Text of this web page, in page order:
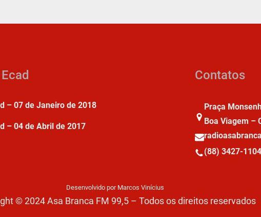
– 07 de Janeiro de 2018
– 04 de Abril de 2017
Contatos
Praça
Boa Viagem –
(88) 3427-1104
Desenvolvido por Marcos Vinícius
© 2024 Asa Branca FM 99,5 – Todos os direitos reservados